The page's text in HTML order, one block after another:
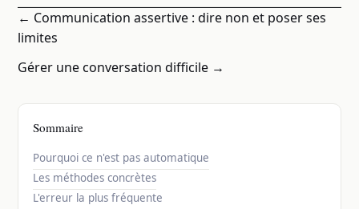
← Communication assertive : dire non et poser ses
limites
Gérer une conversation difficile →
Sommaire
Pourquoi ce n'est pas automatique
Les méthodes concrètes
L'erreur la plus fréquente